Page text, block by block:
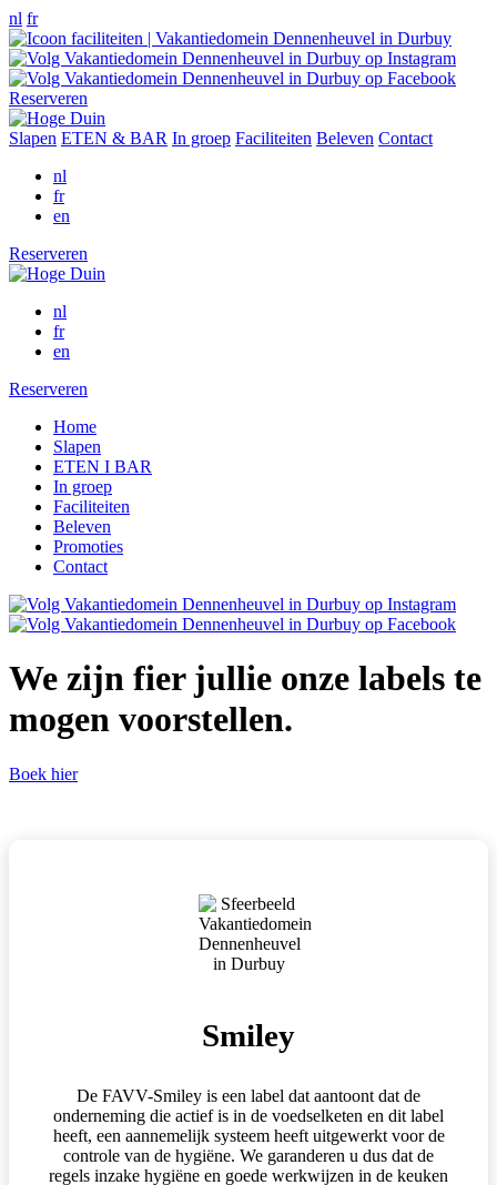
nl fr
Reserveren
Slapen ETEN & BAR In groep Faciliteiten Beleven Contact
nl
fr
en
Reserveren
nl
fr
en
Reserveren
Home
Slapen
ETEN I BAR
In groep
Faciliteiten
Beleven
Promoties
Contact
We zijn fier jullie onze labels te
mogen voorstellen.
Boek hier
Smiley
De FAVV-Smiley is een label dat aantoont dat de
onderneming die actief is in de voedselketen en dit label
heeft, een aannemelijk systeem heeft uitgewerkt voor de
controle van de hygiëne. We garanderen u dus dat de
regels inzake hygiëne en goede werkwijzen in de keuken